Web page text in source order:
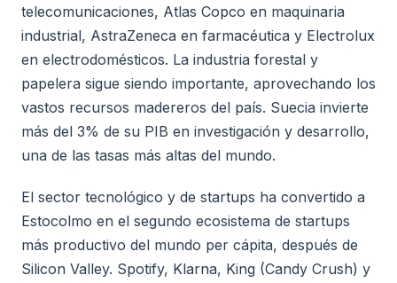
telecomunicaciones, Atlas Copco en maquinaria
industrial, AstraZeneca en farmacéutica y Electrolux
en electrodomésticos. La industria forestal y
papelera sigue siendo importante, aprovechando los
vastos recursos madereros del país. Suecia invierte
más del 3% de su PIB en investigación y desarrollo,
una de las tasas más altas del mundo.
El sector tecnológico y de startups ha convertido a
Estocolmo en el segundo ecosistema de startups
más productivo del mundo per cápita, después de
Silicon Valley. Spotify, Klarna, King (Candy Crush) y